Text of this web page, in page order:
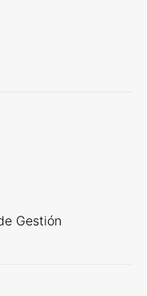
Gestión